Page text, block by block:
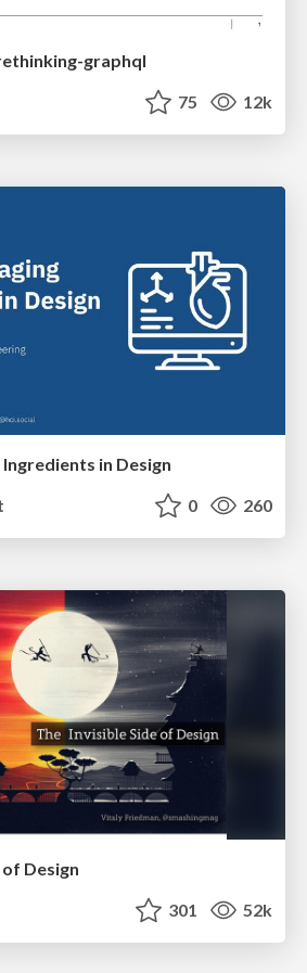
graphql
75 12k
Ingredients in Design
0 260
Design
301 52k